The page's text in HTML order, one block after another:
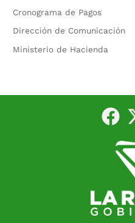
Cronograma de Pagos
Dirección de Comunicación
Ministerio de Hacienda